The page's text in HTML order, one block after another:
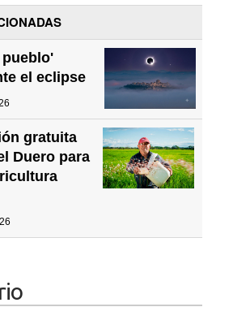
pueblo'
el eclipse
gratuita
Duero para